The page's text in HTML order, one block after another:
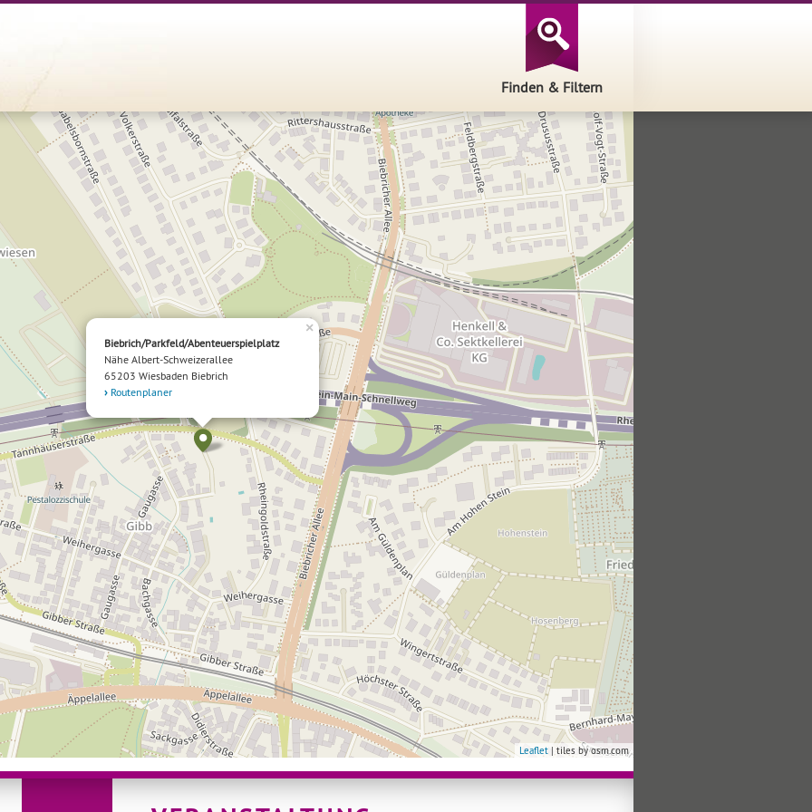
Finden & Filtern
×
Biebrich/Parkfeld/Abenteuerspielplatz
Nähe Albert-Schweizerallee
65203 Wiesbaden Biebrich
Routenplaner
Leaflet | tiles by osm.com